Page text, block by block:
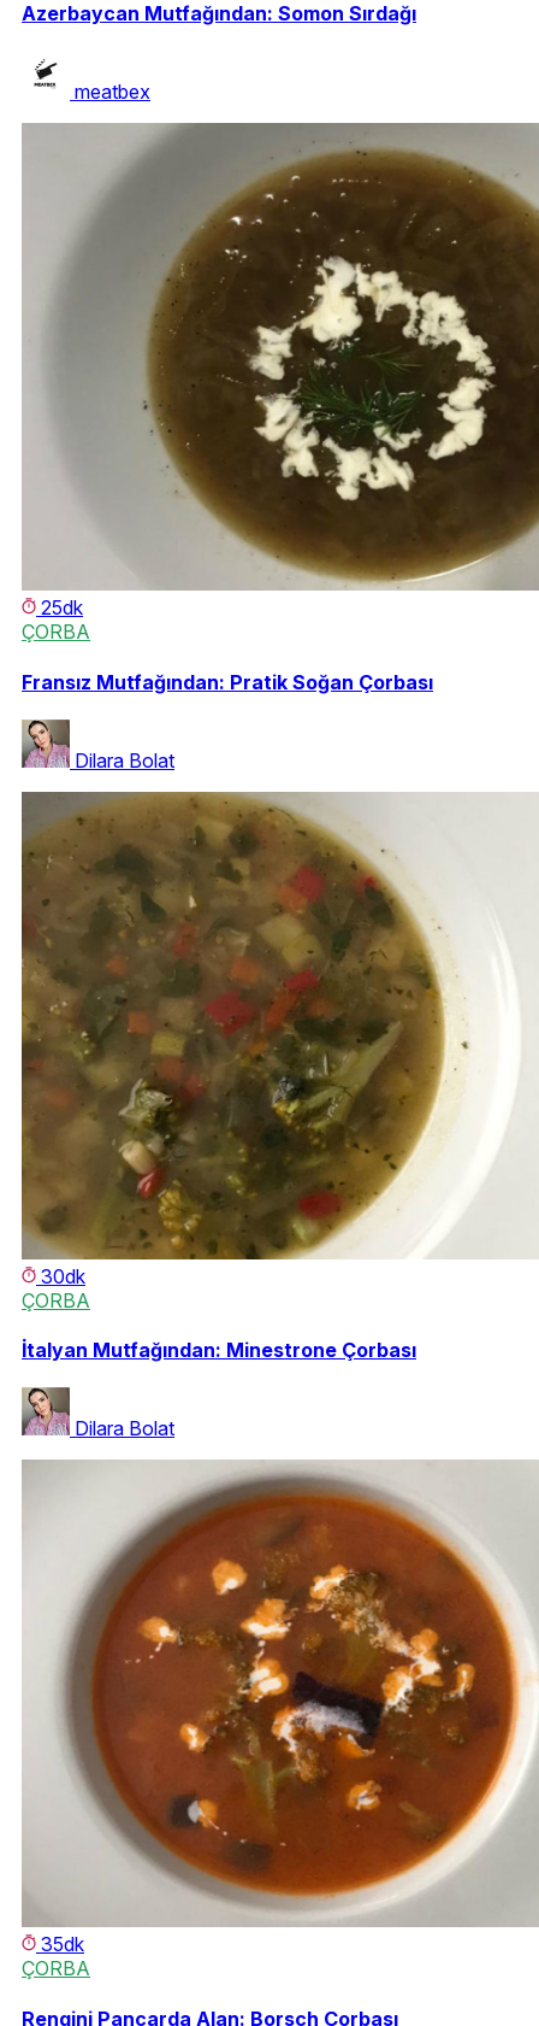
Azerbaycan Mutfağından: Somon Sırdağı
meatbex
25dk
ÇORBA
Fransız Mutfağından: Pratik Soğan Çorbası
Dilara Bolat
30dk
ÇORBA
İtalyan Mutfağından: Minestrone Çorbası
Dilara Bolat
35dk
ÇORBA
Rengini Pancarda Alan: Borsch Çorbası